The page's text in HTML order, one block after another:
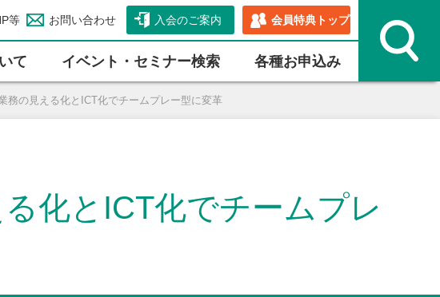
等 お問い合わせ 入会のご案内 会員特典トップ
て イベント・セミナー検索 各種お申込み
務の見える化とICT化でチームプレー型に変革
化とICT化でチームプレ